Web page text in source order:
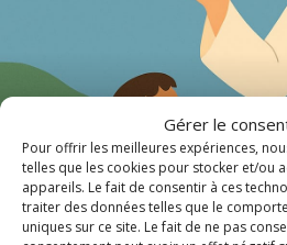
Gérer le
Pour offrir les meilleures expériences,
telles que les cookies pour stocker et/ou
appareils. Le fait de consentir à ces
traiter des données telles que le
uniques sur ce site. Le fait de ne pas
Inscriptions au